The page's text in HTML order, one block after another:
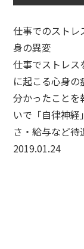
仕事でのストレ
身の異変
仕事でストレス
に起こる心身
分かったことを
いで「自律神
さ・給与など
2019.01.24